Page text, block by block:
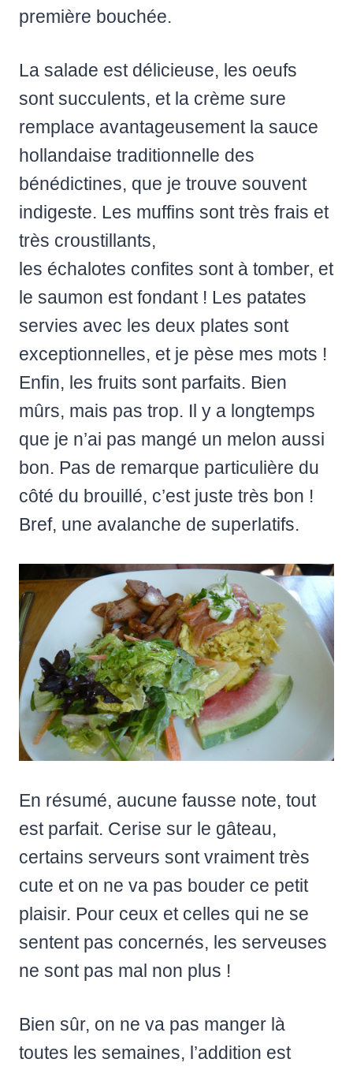
première bouchée.
La salade est délicieuse, les oeufs
sont succulents, et la crème sure
remplace avantageusement la sauce
hollandaise traditionnelle des
bénédictines, que je trouve souvent
indigeste. Les muffins sont très frais et
très croustillants,
les échalotes confites sont à tomber, et
le saumon est fondant ! Les patates
servies avec les deux plates sont
exceptionnelles, et je pèse mes mots !
Enfin, les fruits sont parfaits. Bien
mûrs, mais pas trop. Il y a longtemps
que je n’ai pas mangé un melon aussi
bon. Pas de remarque particulière du
côté du brouillé, c’est juste très bon !
Bref, une avalanche de superlatifs.
En résumé, aucune fausse note, tout
est parfait. Cerise sur le gâteau,
certains serveurs sont vraiment très
cute et on ne va pas bouder ce petit
plaisir. Pour ceux et celles qui ne se
sentent pas concernés, les serveuses
ne sont pas mal non plus !
Bien sûr, on ne va pas manger là
toutes les semaines, l’addition est